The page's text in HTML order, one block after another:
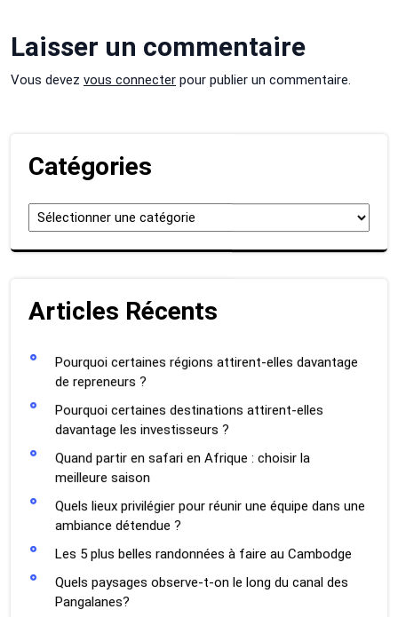
Laisser un commentaire
Vous devez vous connecter pour publier un commentaire.
Catégories
Catégories
Articles Récents
Pourquoi certaines régions attirent-elles davantage
de repreneurs ?
Pourquoi certaines destinations attirent-elles
davantage les investisseurs ?
Quand partir en safari en Afrique : choisir la
meilleure saison
Quels lieux privilégier pour réunir une équipe dans une
ambiance détendue ?
Les 5 plus belles randonnées à faire au Cambodge
Quels paysages observe-t-on le long du canal des
Pangalanes?